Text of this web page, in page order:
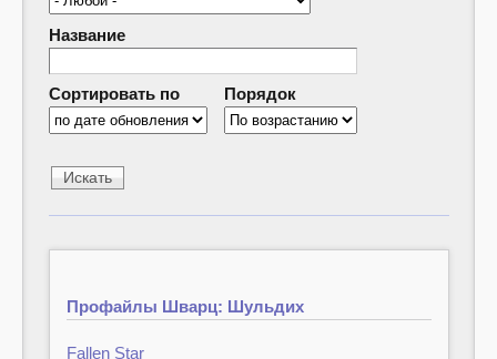
Название
Сортировать по Порядок
Профайлы Шварц: Шульдих
Fallen Star